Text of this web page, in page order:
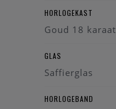
HORLOGEKAST
Goud 18 karaat
GLAS
Saffierglas
HORLOGEBAND